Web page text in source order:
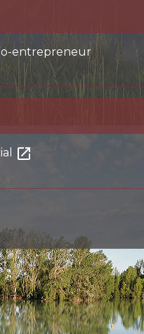
entrepreneur
open_in_new